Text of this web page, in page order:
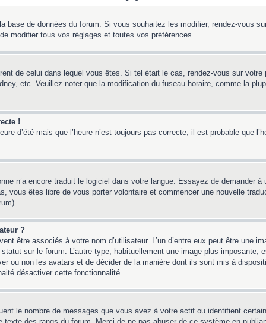
de données du forum. Si vous souhaitez les modifier, rendez-vous
modifier tous vos réglages et toutes vos préférences.
de celui dans lequel vous êtes. Si tel était le cas, rendez-vous sur
etc. Veuillez noter que la modification du fuseau horaire, comme la
!
d’été mais que l’heure n’est toujours pas correcte, il est probable que
n’a encore traduit le logiciel dans votre langue. Essayez de demander
vous êtes libre de vous porter volontaire et commencer une nouvelle
?
être associés à votre nom d’utilisateur. L’un d’entre eux peut être une
sur le forum. L’autre type, habituellement une image plus imposante,
ou non les avatars et de décider de la manière dont ils sont mis à
désactiver cette fonctionnalité.
le nombre de messages que vous avez à votre actif ou identifient